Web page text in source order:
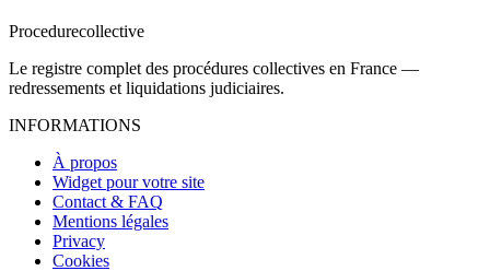
Procedurecollective
Le registre complet des procédures collectives en France —
redressements et liquidations judiciaires.
INFORMATIONS
À propos
Widget pour votre site
Contact & FAQ
Mentions légales
Privacy
Cookies